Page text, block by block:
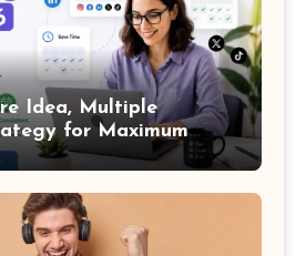
Idea, Multiple
for Maximum